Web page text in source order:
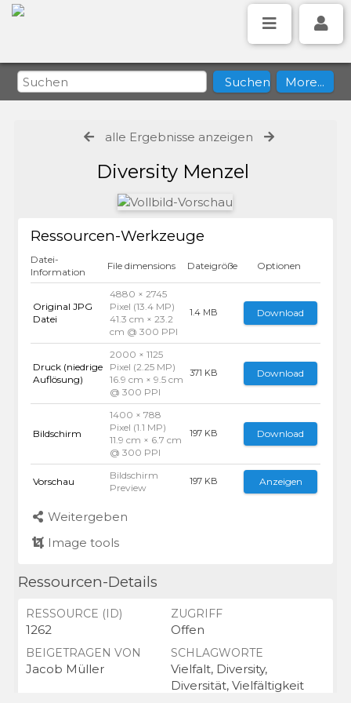
alle Ergebnisse anzeigen
Diversity Menzel
Ressourcen-Werkzeuge
Datei-
Information
File dimensions Dateigröße Optionen
Original JPG
Datei
4880 × 2745
Pixel (13.4 MP)
41.3 cm × 23.2
cm @ 300 PPI
1.4 MB Download
Druck (niedrige
Auflösung)
2000 × 1125
Pixel (2.25 MP)
16.9 cm × 9.5 cm
@ 300 PPI
371 KB Download
Bildschirm
1400 × 788
Pixel (1.1 MP)
11.9 cm × 6.7 cm
@ 300 PPI
197 KB Download
Vorschau
Bildschirm
Preview
197 KB Anzeigen
Weitergeben
Image tools
Ressourcen-Details
RESSOURCE (ID)
1262
ZUGRIFF
Offen
BEIGETRAGEN VON
Jacob Müller
SCHLAGWORTE
Vielfalt, Diversity,
Diversität, Vielfältigkeit